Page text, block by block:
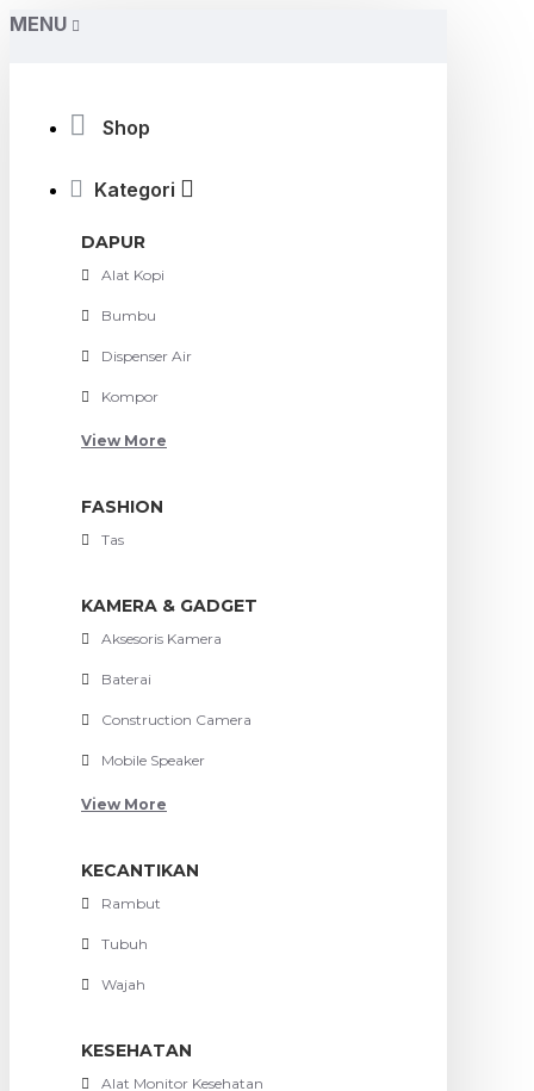
MENU
Shop
Kategori
DAPUR
Alat Kopi
Bumbu
Dispenser Air
Kompor
View More
FASHION
Tas
KAMERA & GADGET
Aksesoris Kamera
Baterai
Construction Camera
Mobile Speaker
View More
KECANTIKAN
Rambut
Tubuh
Wajah
KESEHATAN
Alat Monitor Kesehatan